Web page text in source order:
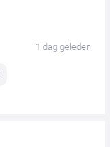
1 dag geleden